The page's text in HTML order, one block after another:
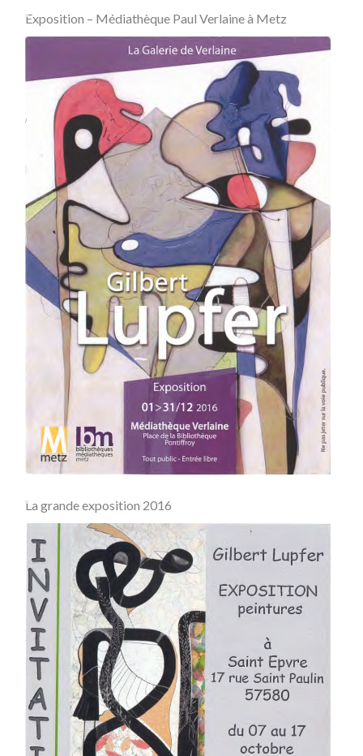
Exposition – Médiathèque Paul Verlaine à Metz
La grande exposition 2016